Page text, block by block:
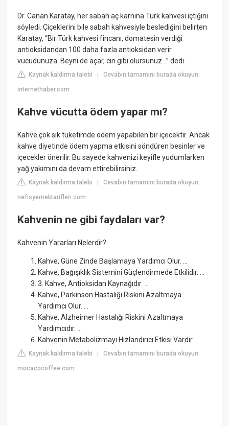
Dr. Canan Karatay, her sabah aç karnına Türk kahvesi içtiğini
söyledi. Çiçeklerini bile sabah kahvesiyle beslediğini belirten
Karatay, “Bir Türk kahvesi fincanı, domatesin verdiği
antioksidandan 100 daha fazla antioksidan verir
vücudunuza. Beyni de açar, cin gibi olursunuz…” dedi.
Kaynak kaldırma talebi |Cevabın tamamını burada okuyun:
internethaber.com
Kahve vücutta ödem yapar mı?
Kahve çok sık tüketimde ödem yapabilen bir içecektir. Ancak
kahve diyetinde ödem yapma etkisini söndüren besinler ve
içecekler önerilir. Bu sayede kahvenizi keyifle yudumlarken
yağ yakımını da devam ettirebilirsiniz.
Kaynak kaldırma talebi |Cevabın tamamını burada okuyun:
nefisyemektarifleri.com
Kahvenin ne gibi faydaları var?
Kahvenin Yararları Nelerdir?
Kahve, Güne Zinde Başlamaya Yardımcı Olur. ...
Kahve, Bağışıklık Sistemini Güçlendirmede Etkilidir. ...
3. Kahve, Antioksidan Kaynağıdır. ...
Kahve, Parkinson Hastalığı Riskini Azaltmaya
Yardımcı Olur. ...
Kahve, Alzheimer Hastalığı Riskini Azaltmaya
Yardımcıdır. ...
Kahvenin Metabolizmayı Hızlandırıcı Etkisi Vardır.
Kaynak kaldırma talebi |Cevabın tamamını burada okuyun:
mocacocoffee.com